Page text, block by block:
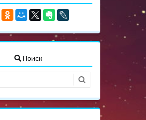
Поиск